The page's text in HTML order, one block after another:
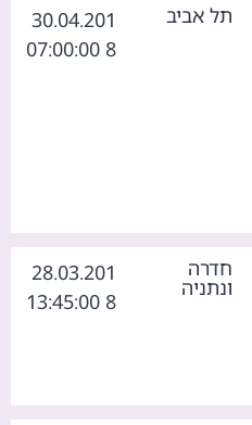
תל אביב
30.04.201
8 07:00:00
חדרה
ונתניה
28.03.201
8 13:45:00